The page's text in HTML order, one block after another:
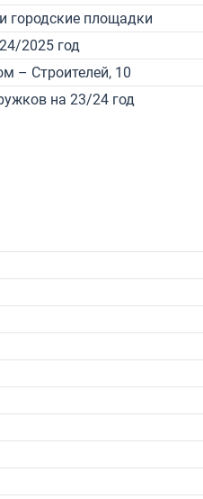
городские площадки
2025 год
– Строителей, 10
на 23/24 год